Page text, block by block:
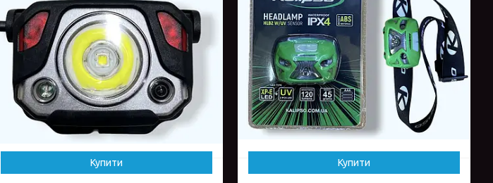
Купити Купити